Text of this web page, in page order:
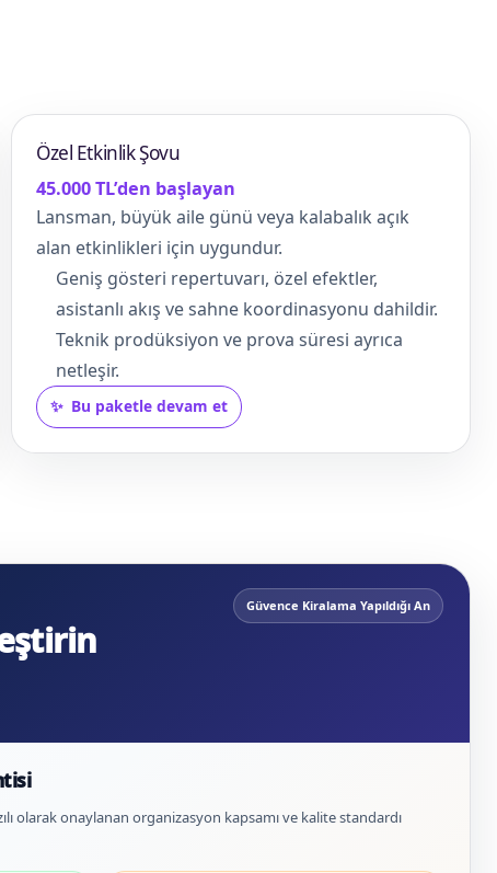
Özel Etkinlik Şovu
45.000 TL’den başlayan
Lansman, büyük aile günü veya kalabalık açık
alan etkinlikleri için uygundur.
Geniş gösteri repertuvarı, özel efektler,
asistanlı akış ve sahne koordinasyonu dahildir.
Teknik prodüksiyon ve prova süresi ayrıca
netleşir.
Bu paketle devam et
Güvence Kiralama Yapıldığı An
olarak onaylanan organizasyon kapsamı ve kalite standardı